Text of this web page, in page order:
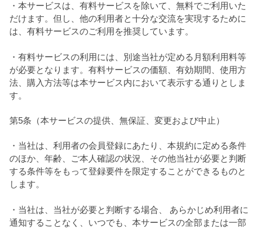
・本サービスは、有料サービスを除いて、無料でご利用いた
だけます。但し、他の利用者と十分な交流を実現するために
は、有料サービスのご利用を推奨しています。
・有料サービスの利用には、別途当社が定める月額利用料等
が必要となります。有料サービスの価額、有効期間、使用方
法、購入方法等は本サービス内において表示する通りとしま
す。
第5条（本サービスの提供、無保証、変更および中止）
・当社は、利用者の会員登録にあたり、本規約に定める条件
のほか、年齢、ご本人確認の状況、その他当社が必要と判断
する条件等をもって登録要件を限定することができるものと
します。
・当社は、当社が必要と判断する場合、 あらかじめ利用者に
通知することなく、いつでも、本サービスの全部または一部